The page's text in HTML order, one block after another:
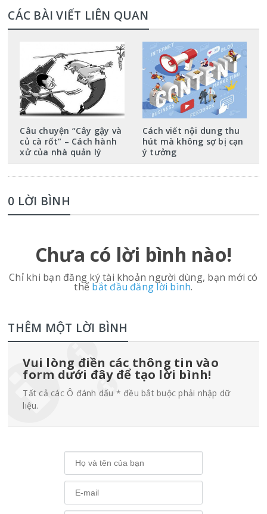
CÁC BÀI VIẾT LIÊN QUAN
Câu chuyện “Cây gậy và
củ cà rốt” – Cách hành
xử của nhà quản lý
Cách viết nội dung thu
hút mà không sợ bị cạn
ý tưởng
0 LỜI BÌNH
Chưa có lời bình nào!
Chỉ khi bạn đăng ký tài khoản người dùng, bạn mới có
thể bắt đầu đăng lời bình.
THÊM MỘT LỜI BÌNH
Vui lòng điền các thông tin vào
form dưới đây để tạo lời bình!
Tất cả các Ô đánh dấu * đều bắt buộc phải nhập dữ
liệu.